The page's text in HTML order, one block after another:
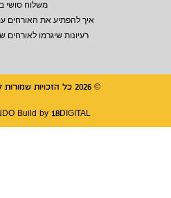
משלוח סושי
איך להפתיע את האורחים עם
רעיונות שיגרמו לאורחים
Build by18DIGITAL